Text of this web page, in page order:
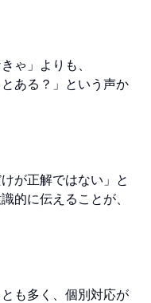
ゃ」よりも、
ある？」という声か
が正解ではない」と
的に伝えることが、
も多く、個別対応が